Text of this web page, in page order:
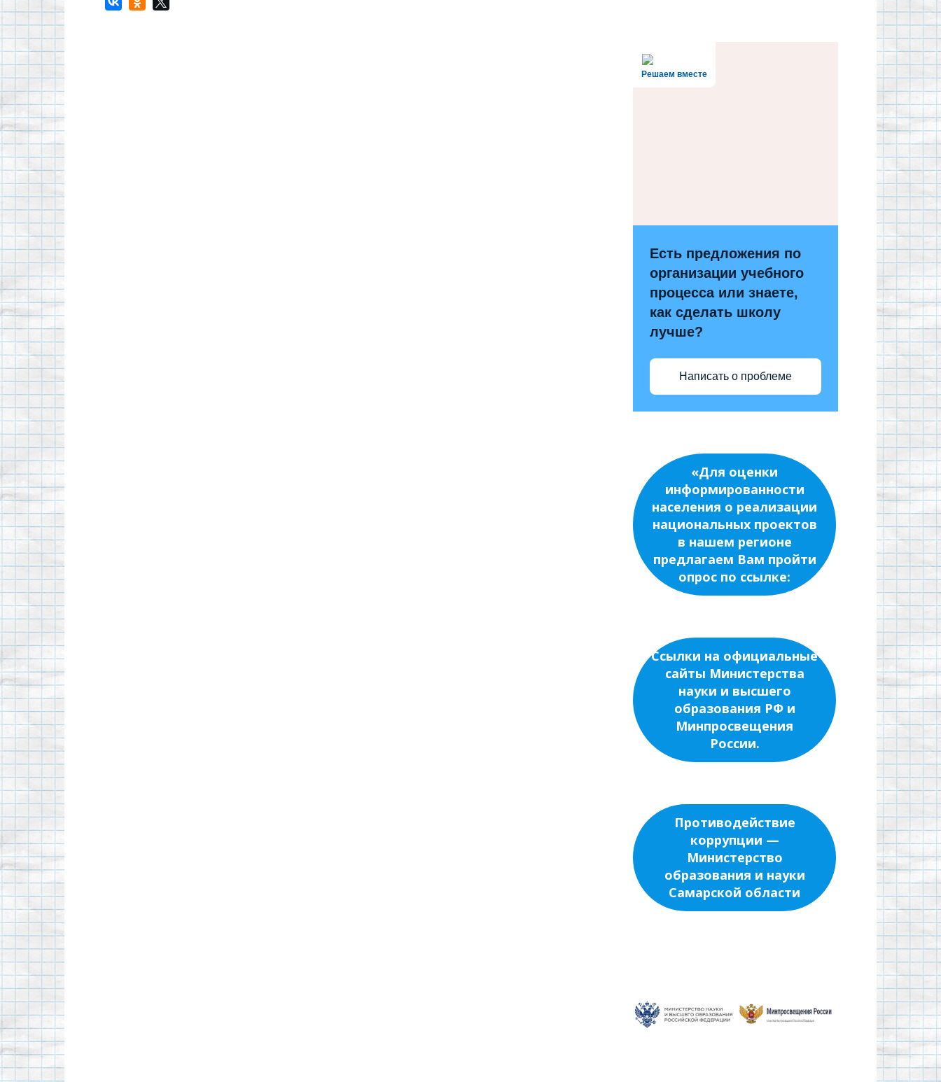
Решаем вместе
Есть предложения по
организации учебного
процесса или знаете,
как сделать школу
лучше?
Написать о проблеме
«Для оценки
информированности
населения о реализации
национальных проектов
в нашем регионе
предлагаем Вам пройти
опрос по ссылке:
Ссылки на официальные
сайты Министерства
науки и высшего
образования РФ и
Минпросвещения
России.
Противодействие
коррупции —
Министерство
образования и науки
Самарской области